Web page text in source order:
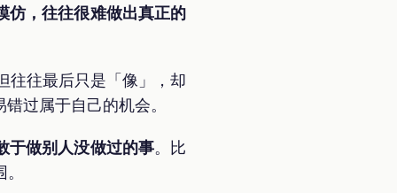
仿，往往很难做出真正的
往往最后只是「像」，却
过属于自己的机会。
于做别人没做过的事。比